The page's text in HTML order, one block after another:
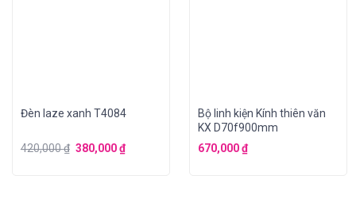
Đèn laze xanh T4084
420,000₫ 380,000₫
Bộ linh kiện Kính thiên văn
KX D70f900mm
670,000₫